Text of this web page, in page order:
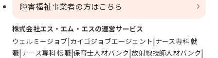
障害福祉事業者の方はこちら
株式会社エス・エム・エスの運営サービス
ウェルミージョブ カイゴジョブエージェント ナース専科 就
職 ナース専科 転職 保育士人材バンク 放射線技師人材バンク